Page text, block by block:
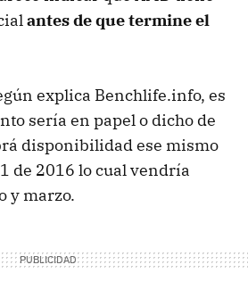
antes de que termine el
explica Benchlife.info, es
sería en papel o dicho de
disponibilidad ese mismo
de 2016 lo cual vendría
y marzo.